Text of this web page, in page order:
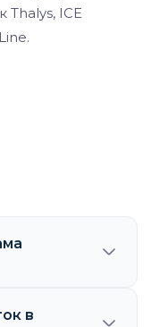
Thalys, ICE
в